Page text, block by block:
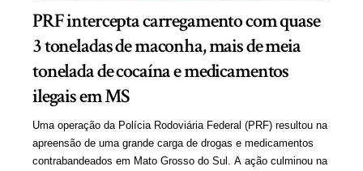
PRF intercepta carregamento com quase
3 toneladas de maconha, mais de meia
tonelada de cocaína e medicamentos
ilegais em MS
Uma operação da Polícia Rodoviária Federal (PRF) resultou na
apreensão de uma grande carga de drogas e medicamentos
contrabandeados em Mato Grosso do Sul. A ação culminou na